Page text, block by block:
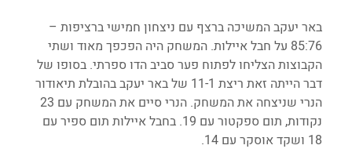
באר יעקב המשיכה ברצף עם ניצחון חמישי ברציפות –
85:76 על חבל איילות. המשחק היה הפכפך מאוד ושתי
הקבוצות הצליחו לפתוח פער סביב הדו ספרתי. בסופו של
דבר הייתה זאת ריצת 11-1 של באר יעקב בהובלת תיאודור
נקודות, תום ספקטור עם 19. בחבל איילות תום ספיר עם
18 ושקד אוסקר עם 14.